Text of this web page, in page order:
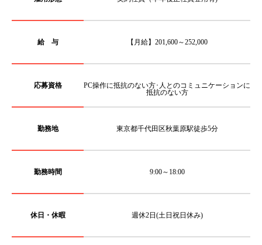
給 与 【月給】201,600～252,000
応募資格
PC操作に抵抗のない方･人とのコミュニケーションに
抵抗のない方
勤務地 東京都千代田区秋葉原駅徒歩5分
勤務時間 9:00～18:00
休日・休暇 週休2日(土日祝日休み)